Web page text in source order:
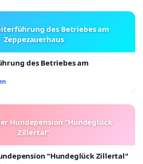
des Betriebes am
Zeppezauerhaus
des Betriebes am
Hundepension "Hundeglück
Zillertal"
"Hundeglück Zillertal"